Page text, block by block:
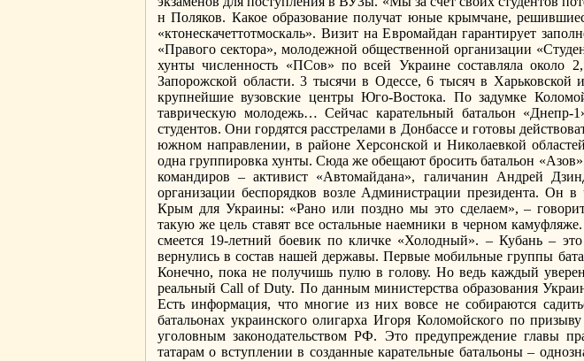
н Поляков. Какое образование получат юные крымчане,
«ктонескачеттотмоскаль». Визит на Евромайдан гарантирует
«Правого сектора», молодежной общественной организации
хунты численность «ПСов» по всей Украине составляла около
Запорожской области. 3 тысячи в Одессе, 6 тысяч в
крупнейшие вузовские центры Юго-Востока. По задумке
таврическую молодежь… Сейчас карательный батальон
студентов. Они гордятся расстрелами в Донбассе и готовы
южном направлении, в районе Херсонской и Николаевкой
одна группировка хунты. Сюда же обещают бросить батальон
командиров – активист «Автомайдана», галичанин Андрей
организации беспорядков возле Администрации президента. Он
Крым для Украины: «Рано или поздно мы это сделаем», –
такую же цель ставят все остальные наемники в черном
смеется 19-летний боевик по кличке «Холодный». – Кубань –
вернулись в состав нашей державы. Первые мобильные группы
Конечно, пока не получишь пулю в голову. Но ведь каждый
реальный Call of Duty. По данным министерства образования
Есть информация, что многие из них вовсе не собираются
батальонах украинского олигарха Игоря Коломойского по
уголовным законодательством РФ. Это предупреждение главы
татарам о вступлении в созданные карательные батальоны –